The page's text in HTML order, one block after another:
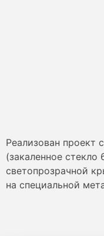
Реализован проект
(закаленное
светопрозрачной
на специальной